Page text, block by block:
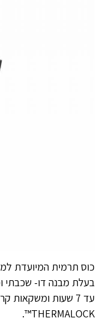
כוס תרמית המיועדת
בעלת מבנה דו- שכבתי
THERMALOCK™.